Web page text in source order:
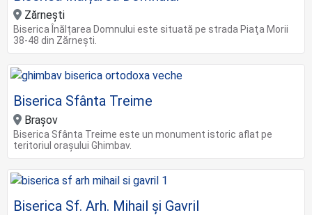
Zărnești
Biserica Înălțarea Domnului este situată pe strada Piaţa Morii
38-48 din Zărnești.
Biserica Sfânta Treime
Brașov
Biserica Sfânta Treime este un monument istoric aflat pe
teritoriul orașului Ghimbav.
Biserica Sf. Arh. Mihail și Gavril